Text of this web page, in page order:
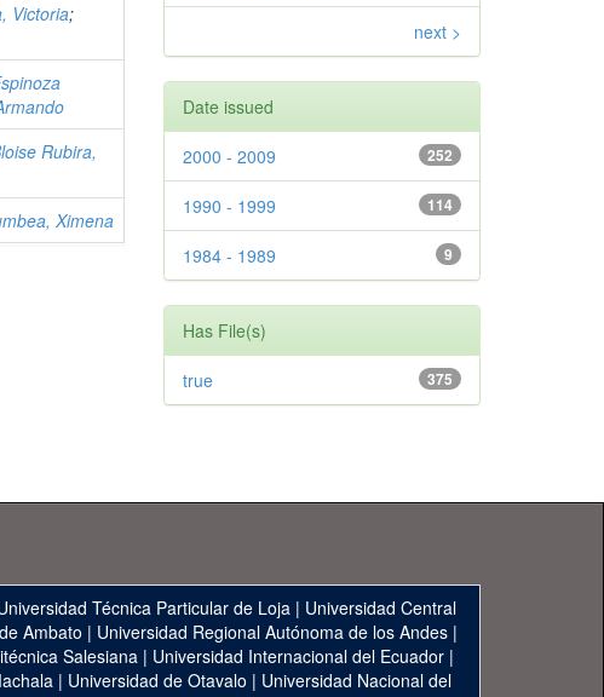
Victoria;
Rubira,
Ximena
next >
Date issued
252
2000 - 2009
114
1990 - 1999
9
1984 - 1989
Has File(s)
375
true
Técnica Particular de Loja | Universidad Central
Ambato | Universidad Regional Autónoma de los Andes|
Salesiana| Universidad Internacional del Ecuador|
| Universidad de Otavalo | Universidad Nacional del